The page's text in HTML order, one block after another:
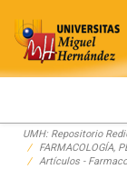
Skip
navigation
UMH: Repositorio
FARMACOLOGÍA,
Artículos -